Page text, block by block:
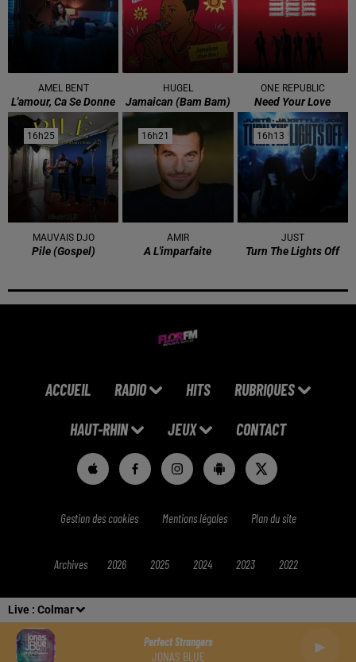
Live : Colmar
Perfect Strangers
JONAS BLUE
AMEL BENT
L'amour, Ca Se Donne
HUGEL
Jamaican (bam Bam)
ONE REPUBLIC
Need Your Love
16h25
16h25
MAUVAIS DJO
Pile (gospel)
16h21
16h21
AMIR
A L'imparfaite
16h13
16h13
JUST
Turn The Lights Off
ACCUEIL RADIO HITS RUBRIQUES
HAUT-RHIN JEUX CONTACT
Gestion des cookies Mentions légales Plan du site
Archives 2026 2025 2024 2023 2022